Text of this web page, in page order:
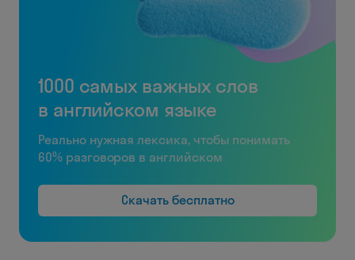
1000 самых важных слов
в английском языке
Реально нужная лексика, чтобы понимать
60% разговоров в английском
Скачать бесплатно